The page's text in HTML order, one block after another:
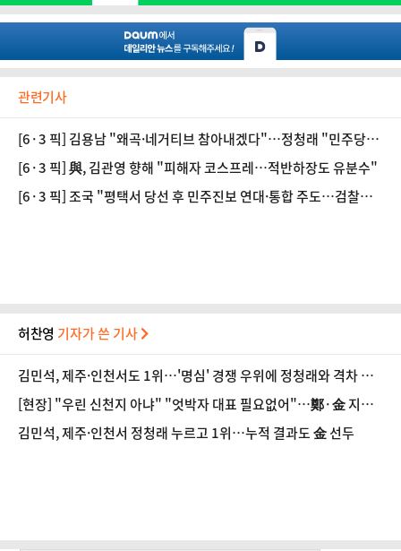
관련기사
[6·3 픽] 김용남 "왜곡·네거티브 참아내겠다"…정청래 "민주당의
아들"
[6·3 픽] 與, 김관영 향해 "피해자 코스프레…적반하장도 유분수"
[6·3 픽] 조국 "평택서 당선 후 민주진보 연대·통합 주도…검찰개
허찬영 기자가 쓴 기사
김민석, 제주·인천서도 1위…'명심' 경쟁 우위에 정청래와 격차 벌
렸다
[현장] "우린 신천지 아냐" "엇박자 대표 필요없어"…鄭·金 지지
자들 인천서 '격돌'
김민석, 제주·인천서 정청래 누르고 1위…누적 결과도 金 선두